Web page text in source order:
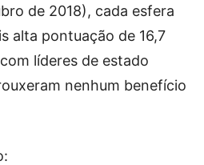
de 2018), cada esfera
alta pontuação de 16,7
líderes de estado
nenhum benefício